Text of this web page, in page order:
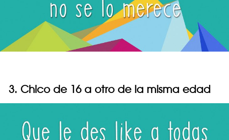
3. Chico de 16 a otro de la misma edad